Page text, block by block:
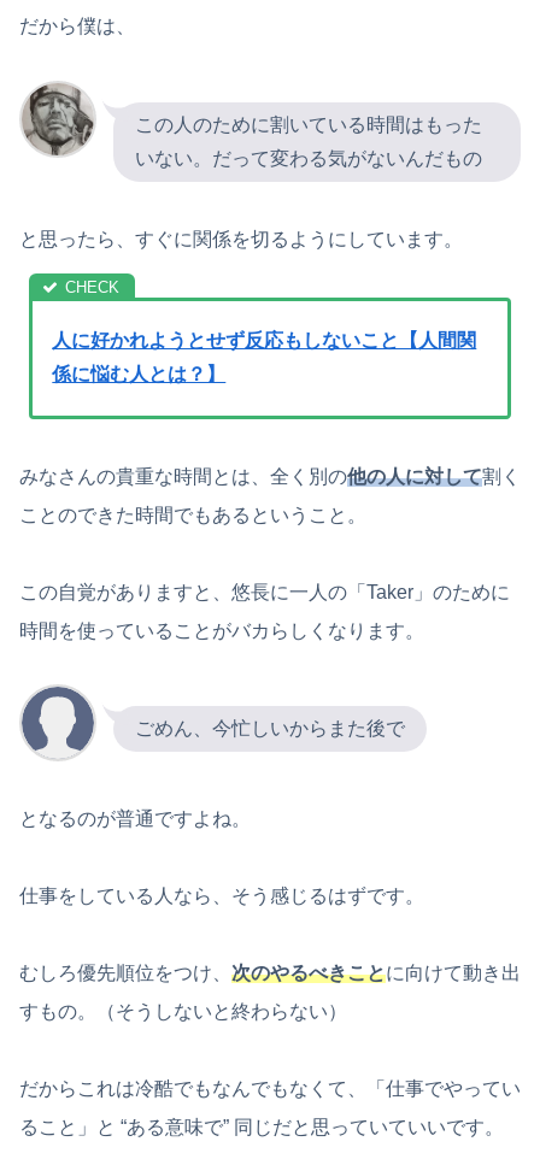
だから僕は、
この人のために割いている時間はもった
いない。だって変わる気がないんだもの
と思ったら、すぐに関係を切るようにしています。
人に好かれようとせず反応もしないこと【人間関
係に悩む人とは？】
みなさんの貴重な時間とは、全く別の他の人に対して割く
ことのできた時間でもあるということ。
この自覚がありますと、悠長に一人の「Taker」のために
時間を使っていることがバカらしくなります。
ごめん、今忙しいからまた後で
となるのが普通ですよね。
仕事をしている人なら、そう感じるはずです。
むしろ優先順位をつけ、 次のやるべきことに向けて動き出
すもの。（そうしないと終わらない）
だからこれは冷酷でもなんでもなくて、「仕事でやってい
ること」と “ある意味で” 同じだと思っていていいです。